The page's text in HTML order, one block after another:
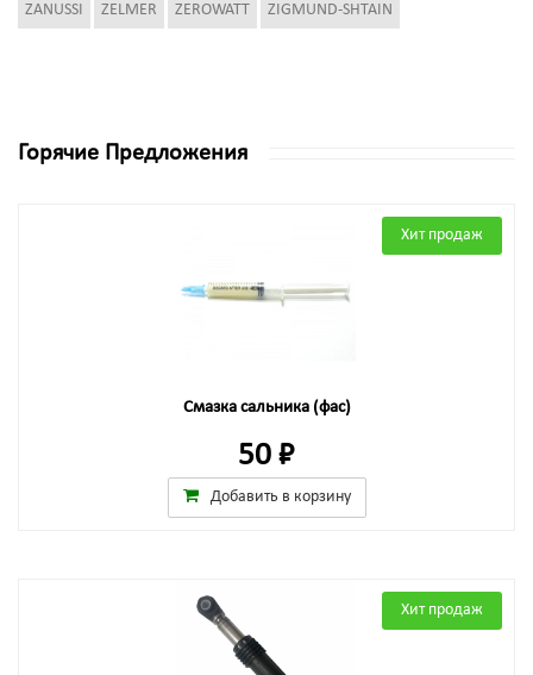
ZANUSSI ZELMER ZEROWATT ZIGMUND-SHTAIN
Горячие Предложения
Хит продаж
Смазка сальника (фас)
50 ₽
Добавить в корзину
Хит продаж